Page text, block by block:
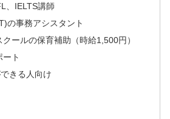
、IELTS講師
の事務アシスタント
ールの保育補助（時給1,500円）
ト
きる人向け